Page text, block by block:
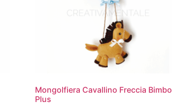
Mongolfiera Cavallino Freccia Bimbo
Plus